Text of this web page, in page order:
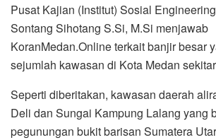
Pusat Kajian (Institut) Sosial
Sontang Sihotang S.Si, M.Si menjawab
KoranMedan.Online terkait banjir besar
sejumlah kawasan di Kota Medan
Seperti diberitakan, kawasan daerah
Deli dan Sungai Kampung Lalang yang
pegunungan bukit barisan Sumatera